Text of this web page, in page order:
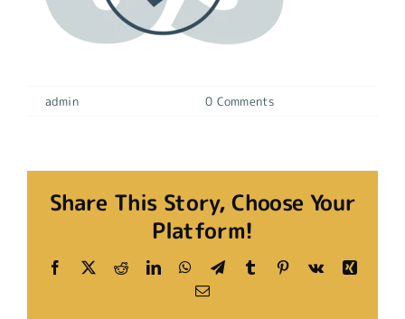
admin 0 Comments
Share This Story, Choose Your
Platform!
Facebook
X RedditLinkedInWhatsApp
TelegramTumblr Pinterest
Vk
Xing
Email